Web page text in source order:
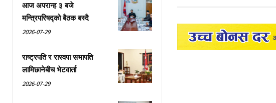
आज अपरान्ह ३ बजे
मन्त्रिपरिषद्को बैठक बस्दै
2026-07-29
राष्ट्रपति र रास्वपा सभापति
लामिछानेबीच भेटवार्ता
2026-07-29